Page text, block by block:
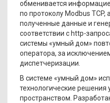
обменивается
по протоколу Modbus
полученные данные и
соответствии с http-
системы «умный дом»
оператора, за
диспетчеризации.
В системе «умный дом»
технологические
пространством.